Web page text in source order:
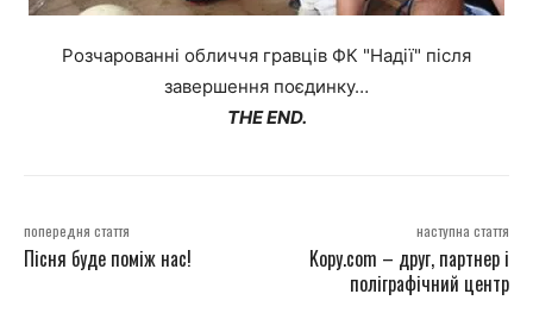
Розчарованні обличчя гравців ФК "Надії" після
завершення поєдинку…
THE END.
попередня стаття
Пісня буде поміж нас!
наступна стаття
Kopy.com – друг, партнер і
поліграфічний центр